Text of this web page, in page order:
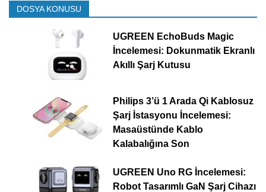
DOSYA KONUSU
UGREEN EchoBuds Magic
İncelemesi: Dokunmatik Ekranlı
Akıllı Şarj Kutusu
Philips 3’ü 1 Arada Qi Kablosuz
Şarj İstasyonu İncelemesi:
Masaüstünde Kablo
Kalabalığına Son
UGREEN Uno RG İncelemesi:
Robot Tasarımlı GaN Şarj Cihazı